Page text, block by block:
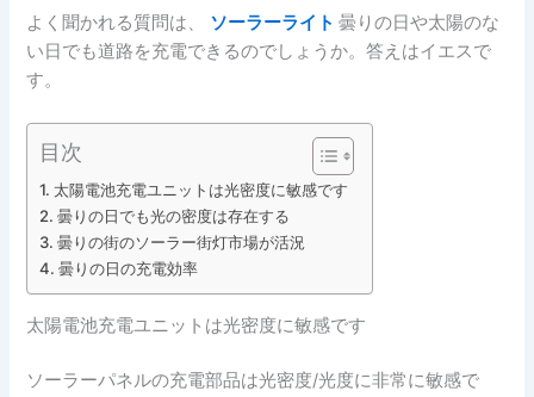
よく聞かれる質問は、 ソーラーライト 曇りの日や太陽のな
い日でも道路を充電できるのでしょうか。答えはイエスで
す。
目次
太陽電池充電ユニットは光密度に敏感です
曇りの日でも光の密度は存在する
曇りの街のソーラー街灯市場が活況
曇りの日の充電効率
太陽電池充電ユニットは光密度に敏感です
ソーラーパネルの充電部品は光密度/光度に非常に敏感で